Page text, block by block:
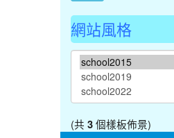
網站風格
(共 3個樣板佈景)